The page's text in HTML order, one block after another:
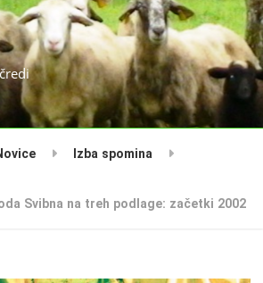
Izba spomina
Svibna na treh podlage: začetki 2002